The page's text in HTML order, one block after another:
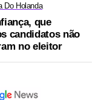
Do Holanda
que
candidatos não
no eleitor